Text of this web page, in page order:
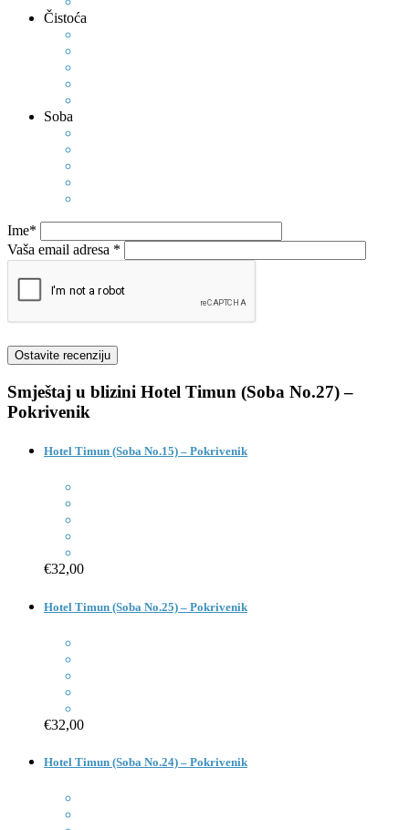
Čistoća
Soba
Ime*
Vaša email adresa *
Smještaj u blizini Hotel Timun (Soba No.27) –
Pokrivenik
Hotel Timun (Soba No.15) – Pokrivenik
€32,00
Hotel Timun (Soba No.25) – Pokrivenik
€32,00
Hotel Timun (Soba No.24) – Pokrivenik